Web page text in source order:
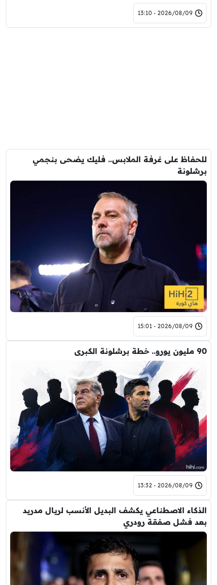
2026/08/09 - 13:10
للحفاظ على غرفة الملابس.. فليك يضحى بنجمي
برشلونة
2026/08/09 - 15:01
90 مليون يورو.. خطة برشلونة الكبرى
2026/08/09 - 13:32
الذكاء الاصطناعي يكشف البديل الأنسب لريال مدريد
بعد فشل صفقة رودري